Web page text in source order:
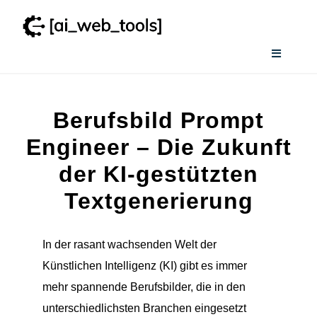
Inhalt
Toggle
Wissenswertes
Smart AI Tool Selector
Berufsbild Prompt
Engineer – Die Zukunft
der KI-gestützten
Textgenerierung
In der rasant wachsenden Welt der
Künstlichen Intelligenz (KI) gibt es immer
mehr spannende Berufsbilder, die in den
unterschiedlichsten Branchen eingesetzt